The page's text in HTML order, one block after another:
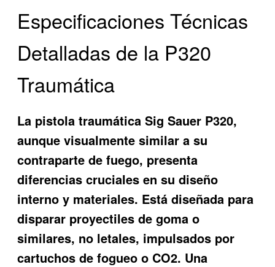
Especificaciones Técnicas
Detalladas de la P320
Traumática
La pistola traumática Sig Sauer P320,
aunque visualmente similar a su
contraparte de fuego, presenta
diferencias cruciales en su diseño
interno y materiales. Está diseñada para
disparar proyectiles de goma o
similares, no letales, impulsados por
cartuchos de fogueo o CO2. Una